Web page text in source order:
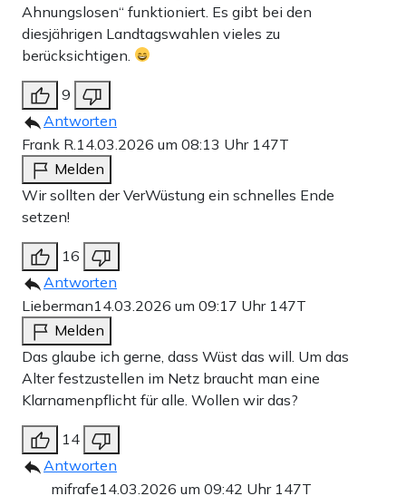
Ahnungslosen“ funktioniert. Es gibt bei den
diesjährigen Landtagswahlen vieles zu
berücksichtigen.
9
Antworten
Frank R. 14.03.2026 um 08:13 Uhr 147T
Melden
Wir sollten der VerWüstung ein schnelles Ende
setzen!
16
Antworten
Lieberman14.03.2026 um 09:17 Uhr 147T
Melden
Das glaube ich gerne, dass Wüst das will. Um das
Alter festzustellen im Netz braucht man eine
Klarnamenpflicht für alle. Wollen wir das?
14
Antworten
mifrafe14.03.2026 um 09:42 Uhr 147T